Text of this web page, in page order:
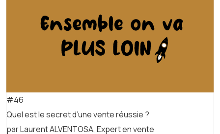
#46
Quel est le secret d’une vente réussie ?
par Laurent ALVENTOSA, Expert en vente